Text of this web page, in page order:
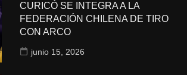
CURICÓ SE INTEGRA A LA
FEDERACIÓN CHILENA DE TIRO
CON ARCO
junio 15, 2026